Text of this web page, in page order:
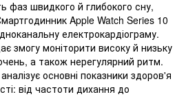
фаз швидкого й глибокого сну,
Apple Watch Series 10
електрокардіограму.
змогу моніторити високу й низьку
а також нерегулярний ритм.
основні показники здоров'я
від частоти дихання до